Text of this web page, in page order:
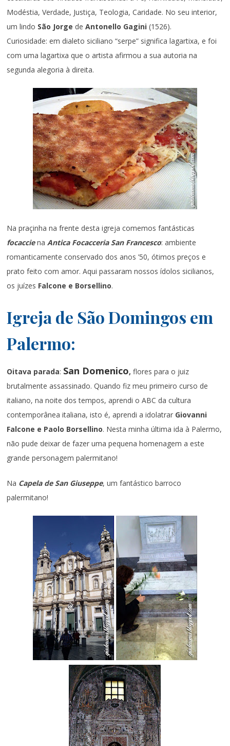
Modéstia, Verdade, Justiça, Teologia, Caridade. No seu interior,
um lindo São Jorge deAntonello Gagini (1526).
Curiosidade: em dialeto siciliano “serpe” significa lagartixa, e foi
com uma lagartixa que o artista afirmou a sua autoria na
segunda alegoria à direita.
Na praçinha na frente desta igreja comemos fantásticas
focaccienaAntica Focacceria San Francesco: ambiente
romanticamente conservado dos anos ’50, ótimos preços e
prato feito com amor. Aqui passaram nossos ídolos sicilianos,
os juízes Falcone e Borsellino.
Igreja de São Domingos em
Palermo:
Oitava parada: San Domenico, flores para o juiz
brutalmente assassinado. Quando fiz meu primeiro curso de
italiano, na noite dos tempos, aprendi o ABC da cultura
contemporânea italiana, isto é, aprendi a idolatrar Giovanni
Falcone e Paolo Borsellino. Nesta minha última ida à Palermo,
não pude deixar de fazer uma pequena homenagem a este
grande personagem palermitano!
Na Capela de San Giuseppe, um fantástico barroco
palermitano!